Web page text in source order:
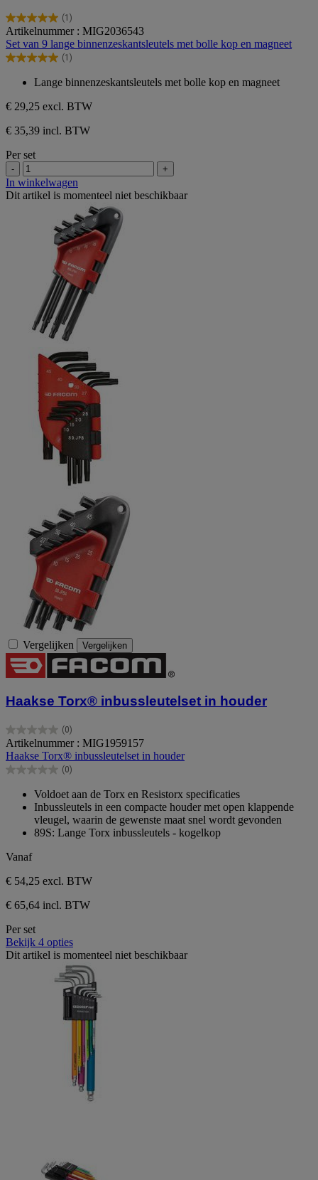
(1)
5.0
van
de
5
beoordeling
Artikelnummer : MIG2036543
Set van 9 lange binnenzeskantsleutels met bolle kop en magneet
(1)
5.0
5
sterren.
1
beoordeling
Lange binnenzeskantsleutels met bolle kop en magneet
€ 29,25 excl. BTW
€ 35,39 incl. BTW
Per set
- +
In winkelwagen
Dit artikel is momenteel niet beschikbaar
Vergelijken Vergelijken
Haakse Torx® inbussleutelset in houder
(0)
0.0
van
de
5
Artikelnummer : MIG1959157
Haakse Torx® inbussleutelset in houder
(0)
0.0
sterren.
Voldoet aan de Torx en Resistorx specificaties
Inbussleutels in een compacte houder met open klappende
vleugel, waarin de gewenste maat snel wordt gevonden
89S: Lange Torx inbussleutels - kogelkop
Vanaf
€ 54,25 excl. BTW
€ 65,64 incl. BTW
Per set
Bekijk 4 opties
Dit artikel is momenteel niet beschikbaar